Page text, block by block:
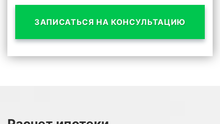
ЗАПИСАТЬСЯ НА КОНСУЛЬТАЦИЮ